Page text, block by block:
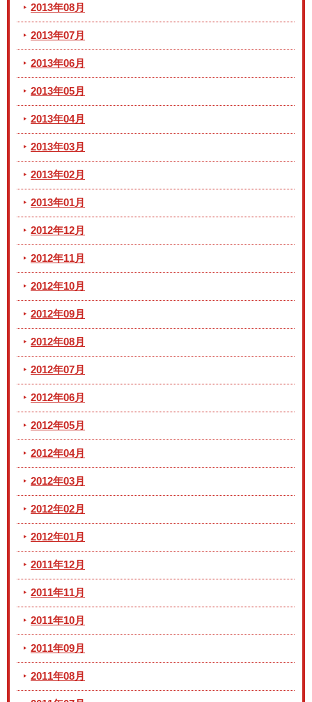
2013年08月
2013年07月
2013年06月
2013年05月
2013年04月
2013年03月
2013年02月
2013年01月
2012年12月
2012年11月
2012年10月
2012年09月
2012年08月
2012年07月
2012年06月
2012年05月
2012年04月
2012年03月
2012年02月
2012年01月
2011年12月
2011年11月
2011年10月
2011年09月
2011年08月